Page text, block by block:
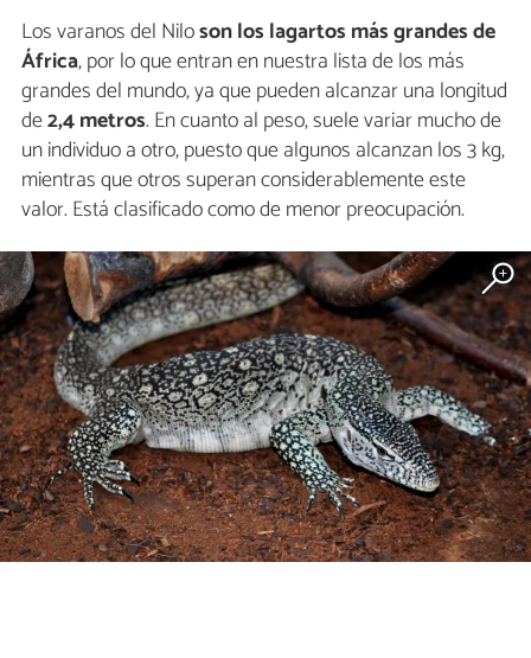
Los varanos del Niloson los lagartos más grandes de
África, por lo que entran en nuestra lista de los más
grandes del mundo, ya que pueden alcanzar una longitud
de2,4 metros. En cuanto al peso, suele variar mucho de
un individuo a otro, puesto que algunos alcanzan los 3 kg,
mientras que otros superan considerablemente este
valor. Está clasificado como de menor preocupación.